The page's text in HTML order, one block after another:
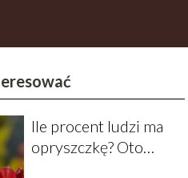
Ile procent ludzi ma
opryszczkę? Oto